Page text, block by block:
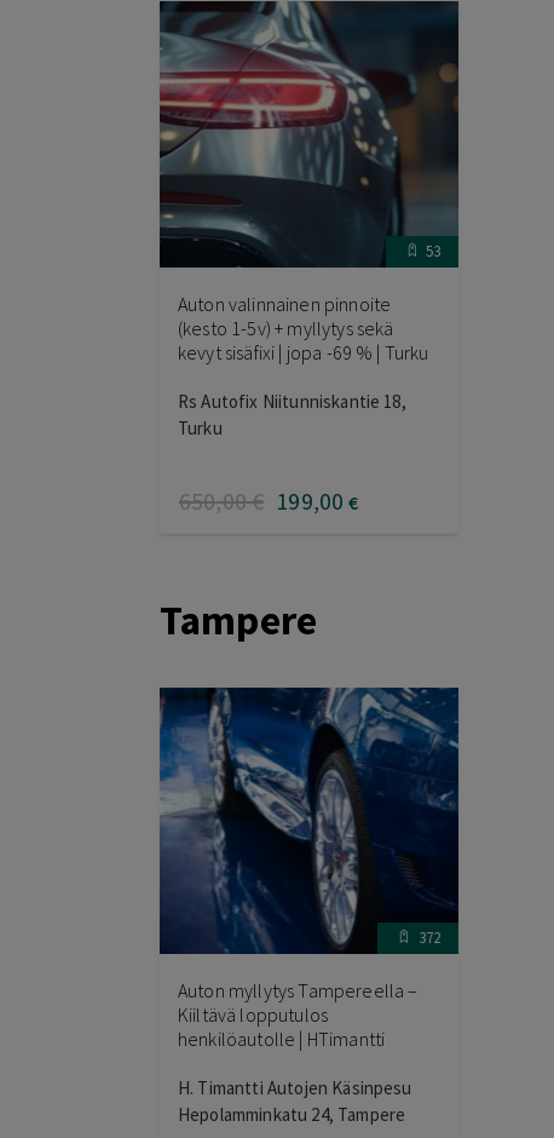
53
Auton valinnainen pinnoite
(kesto 1-5v) + myllytys sekä
kevyt sisäfixi | jopa -69 % | Turku
Rs Autofix Niitunniskantie 18,
Turku
650,00€ 199,00 €
Tampere
372
Auton myllytys Tampereella –
Kiiltävä lopputulos
henkilöautolle | HTimantti
H. Timantti Autojen Käsinpesu
Hepolamminkatu 24, Tampere